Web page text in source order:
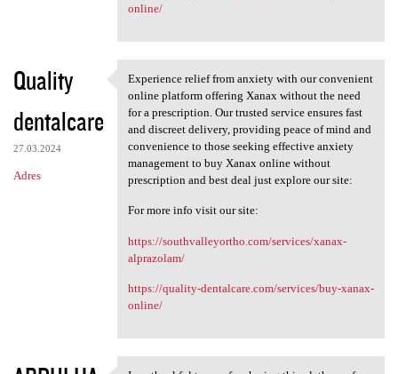
online/
Quality
dentalcare
27.03.2024
Adres
Experience relief from
Experience relief from anxiety with our convenient
online platform offering Xanax without the need
for a prescription. Our trusted service ensures fast
and discreet delivery, providing peace of mind and
convenience to those seeking effective anxiety
management to buy Xanax online without
prescription and best deal just explore our site:
For more info visit our site:
https://southvalleyortho.com/services/xanax-
alprazolam/
https://quality-dentalcare.com/services/buy-xanax-
online/